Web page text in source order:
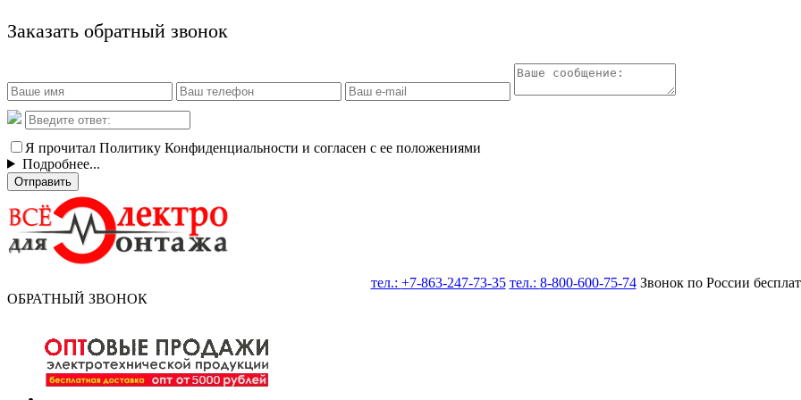
Заказать обратный звонок
Я прочитал Политику Конфиденциальности и согласен с ее положениями
Подробнее...
Отправить
тел.: +7-863-247-73-35 тел.: 8-800-600-75-74Звонок по России
ОБРАТНЫЙ ЗВОНОК